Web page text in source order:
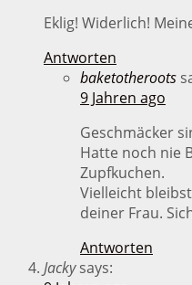
Eklig! Widerlich!
Antworten
baketotheroots
9 Jahren ago
Geschmäcker
Hatte noch nie
Zupfkuchen.
Vielleicht
deiner Frau.
Antworten
Jacky says: